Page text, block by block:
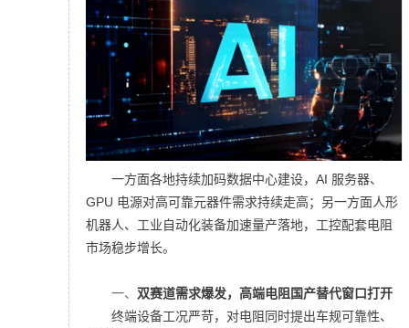
一方面各地持续加码数据中心建设，AI 服务器、
GPU 电源对高可靠元器件需求持续走高；另一方面人形
机器人、工业自动化装备加速量产落地，工控配套电阻
市场稳步增长。
一、 双赛道需求爆发，高端电阻国产替代窗口打开
终端设备工况严苛，对电阻同时提出车规可靠性、